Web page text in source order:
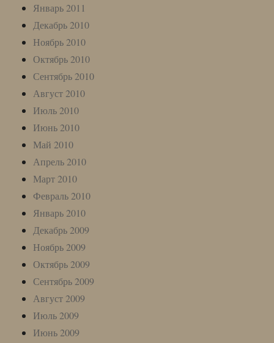
Январь 2011
Декабрь 2010
Ноябрь 2010
Октябрь 2010
Сентябрь 2010
Август 2010
Июль 2010
Июнь 2010
Май 2010
Апрель 2010
Март 2010
Февраль 2010
Январь 2010
Декабрь 2009
Ноябрь 2009
Октябрь 2009
Сентябрь 2009
Август 2009
Июль 2009
Июнь 2009